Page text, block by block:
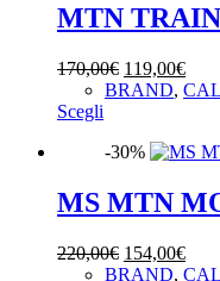
MTN
170,00€ Il
prezzo
170,00€.
119,00€Il
BRAND,
Scegli
ha
varianti.
Le
possono
-30%
MS MTN
220,00€ Il
prezzo
154,00€Il
BRAND,